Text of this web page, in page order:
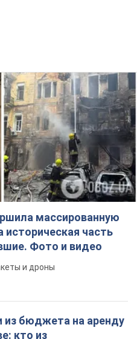
массированную
историческая часть
Фото и видео
и дроны
из бюджета на аренду
кто из
средства и где
гарантия и кто ею
два соседних
двое